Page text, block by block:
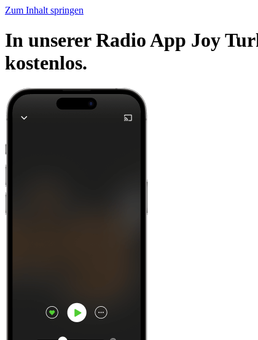
Zum Inhalt springen
In unserer Radio App Joy
kostenlos.